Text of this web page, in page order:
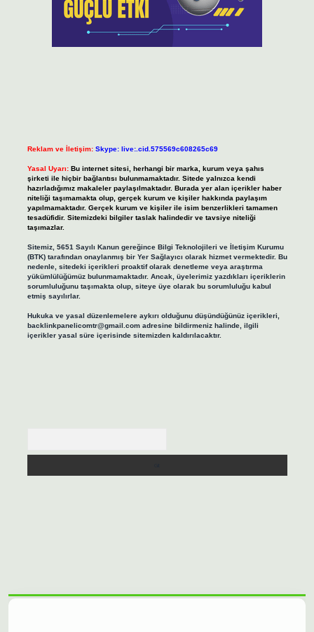
Reklam ve İletişim: Skype: live:.cid.575569c608265c69
Yasal Uyarı: Bu internet sitesi, herhangi bir marka, kurum veya şahıs
şirketi ile hiçbir bağlantısı bulunmamaktadır. Sitede yalnızca kendi
hazırladığımız makaleler paylaşılmaktadır. Burada yer alan içerikler haber
niteliği taşımamakta olup, gerçek kurum ve kişiler hakkında paylaşım
yapılmamaktadır. Gerçek kurum ve kişiler ile isim benzerlikleri tamamen
tesadüfidir. Sitemizdeki bilgiler taslak halindedir ve tavsiye niteliği
taşımazlar.
Sitemiz, 5651 Sayılı Kanun gereğince Bilgi Teknolojileri ve İletişim Kurumu
(BTK) tarafından onaylanmış bir Yer Sağlayıcı olarak hizmet vermektedir. Bu
nedenle, sitedeki içerikleri proaktif olarak denetleme veya araştırma
yükümlülüğümüz bulunmamaktadır. Ancak, üyelerimiz yazdıkları içeriklerin
sorumluluğunu taşımakta olup, siteye üye olarak bu sorumluluğu kabul
etmiş sayılırlar.
Hukuka ve yasal düzenlemelere aykırı olduğunu düşündüğünüz içerikleri,
backlinkpanelicomtr@gmail.comadresine bildirmeniz halinde, ilgili
içerikler yasal süre içerisinde sitemizden kaldırılacaktır.